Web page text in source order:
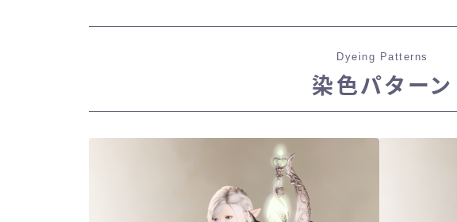
Dyeing Patterns
染色パターン